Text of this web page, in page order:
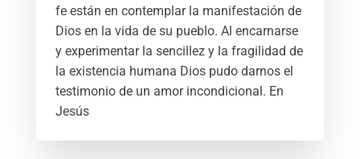
fe están en contemplar la manifestación de
Dios en la vida de su pueblo. Al encarnarse
y experimentar la sencillez y la fragilidad de
la existencia humana Dios pudo darnos el
testimonio de un amor incondicional. En
Jesús